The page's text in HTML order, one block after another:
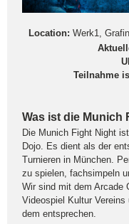
Location: Werk1,
Teilnahme
Was ist die Munich
Die Munich Fight Night
Dojo. Es dient als der
Turnieren in München.
zu spielen, fachsimpeln
Wir sind mit dem Arcade
Videospiel Kultur
dem entsprechen.